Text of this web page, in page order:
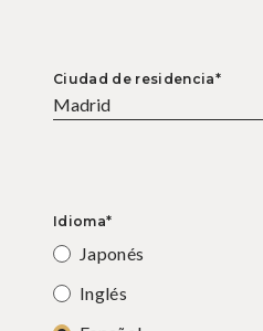
Ciudad de residencia*
Idioma*
Japonés
Inglés